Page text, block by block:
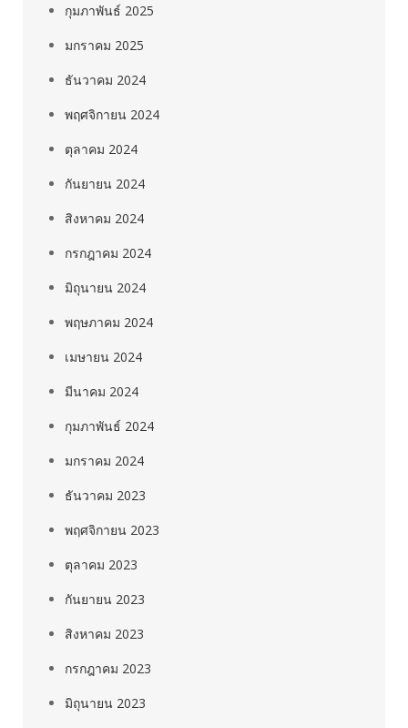
กุมภาพันธ์ 2025
มกราคม 2025
ธันวาคม 2024
พฤศจิกายน 2024
ตุลาคม 2024
กันยายน 2024
สิงหาคม 2024
กรกฎาคม 2024
มิถุนายน 2024
พฤษภาคม 2024
เมษายน 2024
มีนาคม 2024
กุมภาพันธ์ 2024
มกราคม 2024
ธันวาคม 2023
พฤศจิกายน 2023
ตุลาคม 2023
กันยายน 2023
สิงหาคม 2023
กรกฎาคม 2023
มิถุนายน 2023